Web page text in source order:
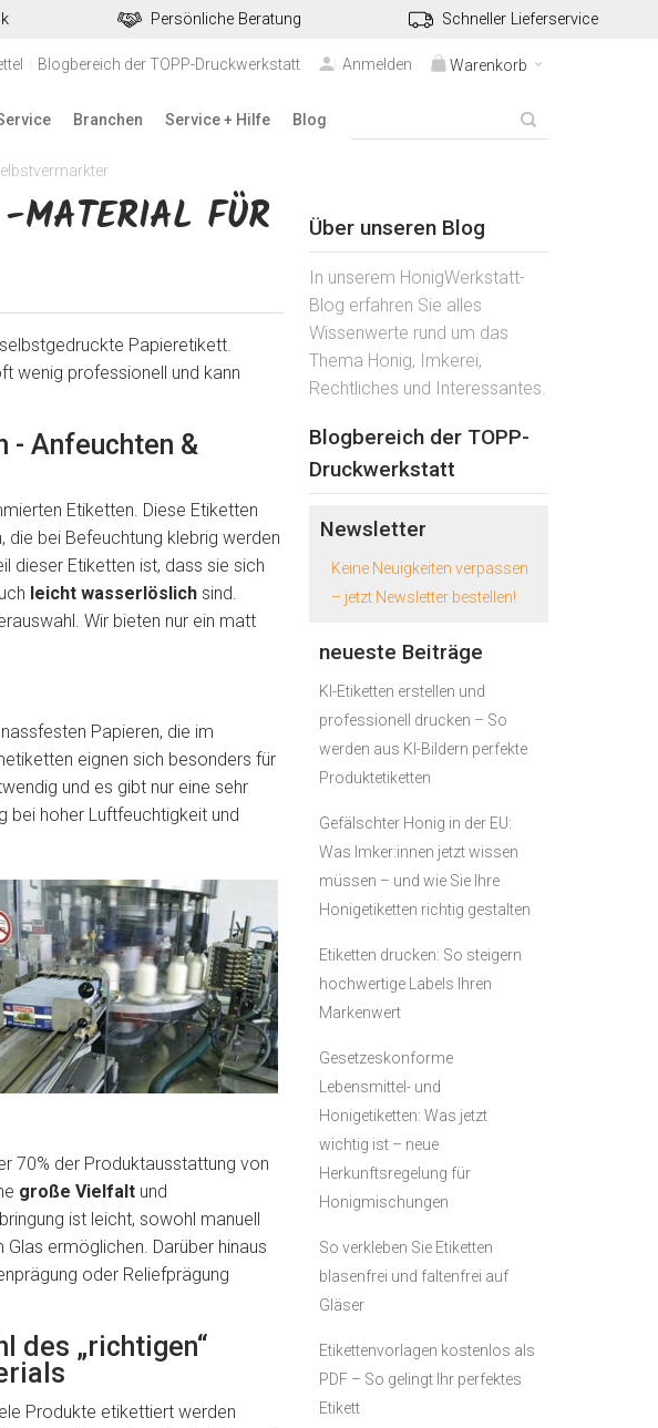
Persönliche Beratung Schneller Lieferservice
Warenkorb
Blogbereich der TOPP-Druckwerkstatt Anmelden
Branchen Service + Hilfe Blog
MATERIAL FÜR
Papieretikett.
wenig professionell und kann
- Anfeuchten &
Etiketten. Diese Etiketten
die bei Befeuchtung klebrig werden
dieser Etiketten ist, dass sie sich
leicht wasserlöslich sind.
Wir bieten nur ein matt
Papieren, die im
eignen sich besonders für
und es gibt nur eine sehr
bei hoher Luftfeuchtigkeit und
70% der Produktausstattung von
große Vielfalt und
ist leicht, sowohl manuell
ermöglichen. Darüber hinaus
oder Reliefprägung
des „richtigen“
Produkte etikettiert werden
Über unseren Blog
In unserem HonigWerkstatt-
Blog erfahren Sie alles
Wissenwerte rund um das
Thema Honig, Imkerei,
Rechtliches und Interessantes.
Blogbereich der TOPP-
Druckwerkstatt
Newsletter
Keine Neuigkeiten verpassen
– jetzt Newsletter bestellen!
neueste Beiträge
KI-Etiketten erstellen und
professionell drucken – So
werden aus KI-Bildern perfekte
Produktetiketten
Gefälschter Honig in der EU:
Was Imker:innen jetzt wissen
müssen – und wie Sie Ihre
Honigetiketten richtig gestalten
Etiketten drucken: So steigern
hochwertige Labels Ihren
Markenwert
Gesetzeskonforme
Lebensmittel- und
Honigetiketten: Was jetzt
wichtig ist – neue
Herkunftsregelung für
Honigmischungen
So verkleben Sie Etiketten
blasenfrei und faltenfrei auf
Gläser
Etikettenvorlagen kostenlos als
PDF – So gelingt Ihr perfektes
Etikett